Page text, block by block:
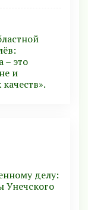
– это
и
делу:
Унечского